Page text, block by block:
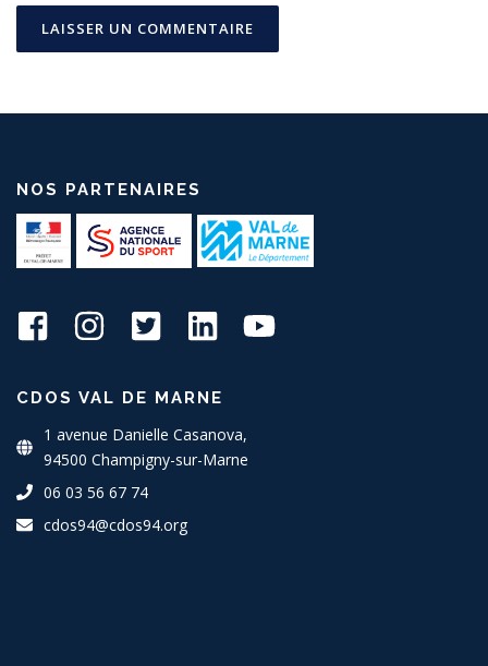
NOS PARTENAIRES
CDOS VAL DE MARNE
1 avenue Danielle Casanova,
94500 Champigny-sur-Marne
06 03 56 67 74
cdos94@cdos94.org